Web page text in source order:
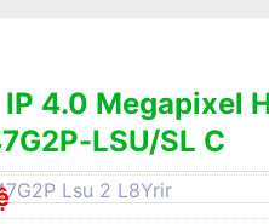
4.0 Megapixel
LSU/SL C